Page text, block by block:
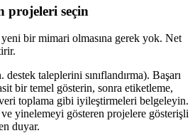
projeleri seçin
bir mimari olmasına gerek yok. Net
taleplerini sınıflandırma). Başarı
bir temel gösterin, sonra etiketleme,
toplama gibi iyileştirmeleri belgeleyin.
yinelemeyi gösteren projelere gösterişli
duyar.